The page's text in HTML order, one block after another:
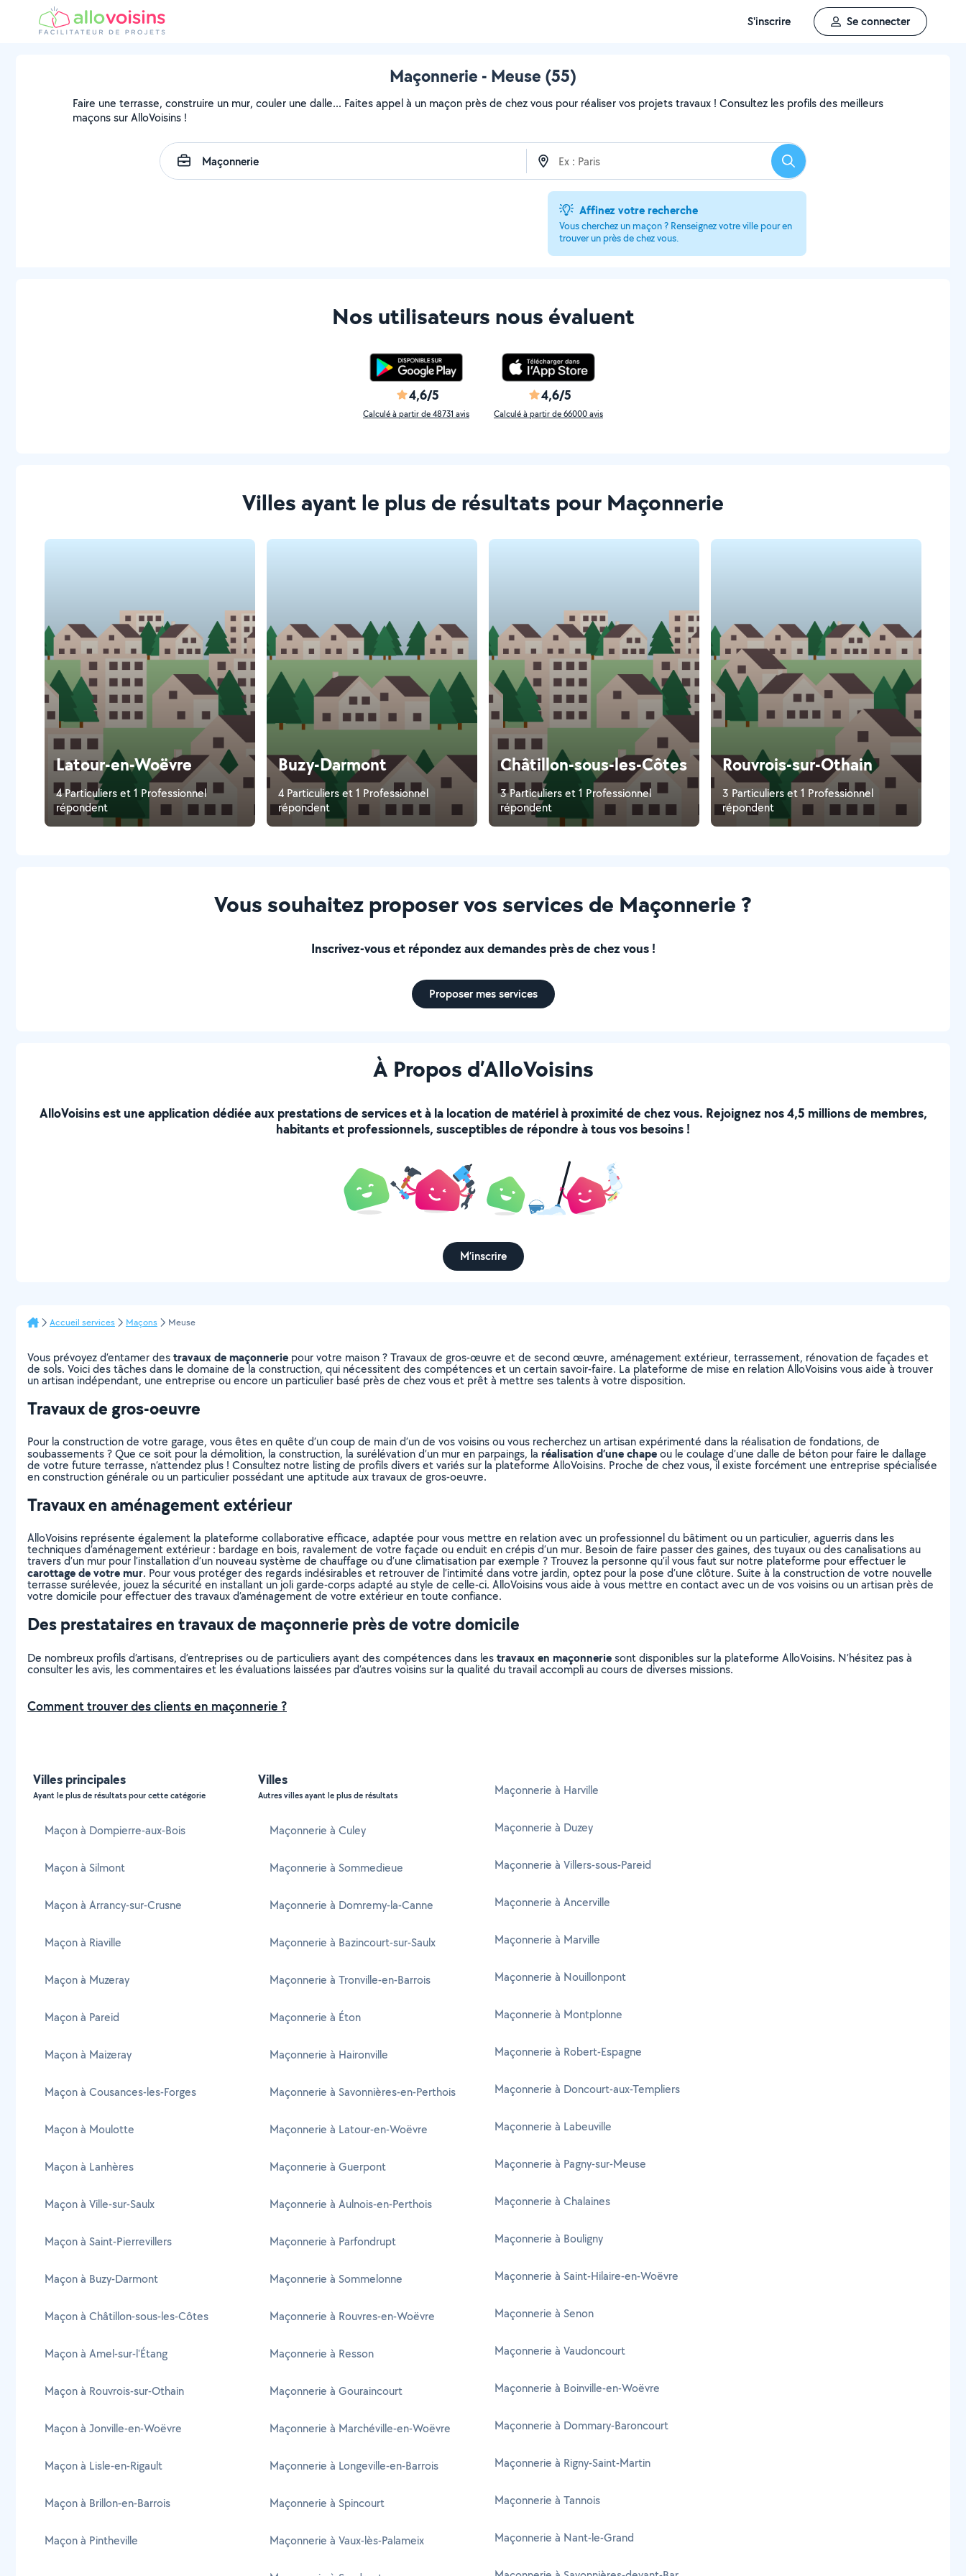
S'inscrire Se connecter
Maçonnerie - Meuse (55)
Faire une terrasse, construire un mur, couler une dalle... Faites appel à un maçon près de chez vous pour réaliser vos projets travaux ! Consultez les profils des meilleurs
maçons sur AlloVoisins !
Rechercher
Affinez votre recherche
Vous cherchez un maçon ? Renseignez votre ville pour en
trouver un près de chez vous.
Nos utilisateurs nous évaluent
4,6/5
Calculé à partir de 48731 avis
4,6/5
Calculé à partir de 66000 avis
Villes ayant le plus de résultats pour Maçonnerie
Latour-en-Woëvre
4 Particuliers et 1 Professionnel
répondent
Buzy-Darmont
4 Particuliers et 1 Professionnel
répondent
Châtillon-sous-les-Côtes
3 Particuliers et 1 Professionnel
répondent
Rouvrois-sur-Othain
3 Particuliers et 1 Professionnel
répondent
Vous souhaitez proposer vos services de Maçonnerie ?
Inscrivez-vous et répondez aux demandes près de chez vous !
Proposer mes services
À Propos d’AlloVoisins
AlloVoisins est une application dédiée aux prestations de services et à la location de matériel à proximité de chez vous. Rejoignez nos 4,5 millions de membres,
habitants et professionnels, susceptibles de répondre à tous vos besoins !
M’inscrire
Accueil services Maçons Meuse
Vous prévoyez d’entamer destravaux de maçonnerie pour votre maison ? Travaux de gros-œuvre et de second œuvre, aménagement extérieur, terrassement, rénovation de façades et
de sols. Voici des tâches dans le domaine de la construction, qui nécessitent des compétences et un certain savoir-faire. La plateforme de mise en relation AlloVoisins vous aide à trouver
un artisan indépendant, une entreprise ou encore un particulier basé près de chez vous et prêt à mettre ses talents à votre disposition.
Travaux de gros-oeuvre
Pour la construction de votre garage, vous êtes en quête d’un coup de main d’un de vos voisins ou vous recherchez un artisan expérimenté dans la réalisation de fondations, de
soubassements ? Que ce soit pour la démolition, la construction, la surélévation d’un mur en parpaings, la réalisation d’une chapeou le coulage d’une dalle de béton pour faire le dallage
de votre future terrasse, n’attendez plus ! Consultez notre listing de profils divers et variés sur la plateforme AlloVoisins. Proche de chez vous, il existe forcément une entreprise spécialisée
en construction générale ou un particulier possédant une aptitude aux travaux de gros-oeuvre.
Travaux en aménagement extérieur
AlloVoisins représente également la plateforme collaborative efficace, adaptée pour vous mettre en relation avec un professionnel du bâtiment ou un particulier, aguerris dans les
techniques d’aménagement extérieur : bardage en bois, ravalement de votre façade ou enduit en crépis d’un mur. Besoin de faire passer des gaines, des tuyaux ou des canalisations au
travers d’un mur pour l’installation d’un nouveau système de chauffage ou d’une climatisation par exemple ? Trouvez la personne qu’il vous faut sur notre plateforme pour effectuer le
carottage de votre mur. Pour vous protéger des regards indésirables et retrouver de l’intimité dans votre jardin, optez pour la pose d’une clôture. Suite à la construction de votre nouvelle
terrasse surélevée, jouez la sécurité en installant un joli garde-corps adapté au style de celle-ci. AlloVoisins vous aide à vous mettre en contact avec un de vos voisins ou un artisan près de
votre domicile pour effectuer des travaux d’aménagement de votre extérieur en toute confiance.
Des prestataires en travaux de maçonnerie près de votre domicile
De nombreux profils d’artisans, d’entreprises ou de particuliers ayant des compétences dans lestravaux en maçonneriesont disponibles sur la plateforme AlloVoisins. N’hésitez pas à
consulter les avis, les commentaires et les évaluations laissées par d’autres voisins sur la qualité du travail accompli au cours de diverses missions.
Comment trouver des clients en maçonnerie ?
Villes principales
Ayant le plus de résultats pour cette catégorie
Maçon à Dompierre-aux-Bois
Maçon à Silmont
Maçon à Arrancy-sur-Crusne
Maçon à Riaville
Maçon à Muzeray
Maçon à Pareid
Maçon à Maizeray
Maçon à Cousances-les-Forges
Maçon à Moulotte
Maçon à Lanhères
Maçon à Ville-sur-Saulx
Maçon à Saint-Pierrevillers
Maçon à Buzy-Darmont
Maçon à Châtillon-sous-les-Côtes
Maçon à Amel-sur-l'Étang
Maçon à Rouvrois-sur-Othain
Maçon à Jonville-en-Woëvre
Maçon à Lisle-en-Rigault
Maçon à Brillon-en-Barrois
Maçon à Pintheville
Villes
Autres villes ayant le plus de résultats
Maçonnerie à Culey
Maçonnerie à Sommedieue
Maçonnerie à Domremy-la-Canne
Maçonnerie à Bazincourt-sur-Saulx
Maçonnerie à Tronville-en-Barrois
Maçonnerie à Éton
Maçonnerie à Haironville
Maçonnerie à Savonnières-en-Perthois
Maçonnerie à Latour-en-Woëvre
Maçonnerie à Guerpont
Maçonnerie à Aulnois-en-Perthois
Maçonnerie à Parfondrupt
Maçonnerie à Sommelonne
Maçonnerie à Rouvres-en-Woëvre
Maçonnerie à Resson
Maçonnerie à Gouraincourt
Maçonnerie à Marchéville-en-Woëvre
Maçonnerie à Longeville-en-Barrois
Maçonnerie à Spincourt
Maçonnerie à Vaux-lès-Palameix
Maçonnerie à Harville
Maçonnerie à Duzey
Maçonnerie à Villers-sous-Pareid
Maçonnerie à Ancerville
Maçonnerie à Marville
Maçonnerie à Nouillonpont
Maçonnerie à Montplonne
Maçonnerie à Robert-Espagne
Maçonnerie à Doncourt-aux-Templiers
Maçonnerie à Labeuville
Maçonnerie à Pagny-sur-Meuse
Maçonnerie à Chalaines
Maçonnerie à Bouligny
Maçonnerie à Saint-Hilaire-en-Woëvre
Maçonnerie à Senon
Maçonnerie à Vaudoncourt
Maçonnerie à Boinville-en-Woëvre
Maçonnerie à Dommary-Baroncourt
Maçonnerie à Rigny-Saint-Martin
Maçonnerie à Tannois
Maçonnerie à Nant-le-Grand